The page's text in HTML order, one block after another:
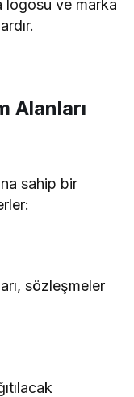
logosu ve marka
Alanları
sahip bir
sözleşmeler